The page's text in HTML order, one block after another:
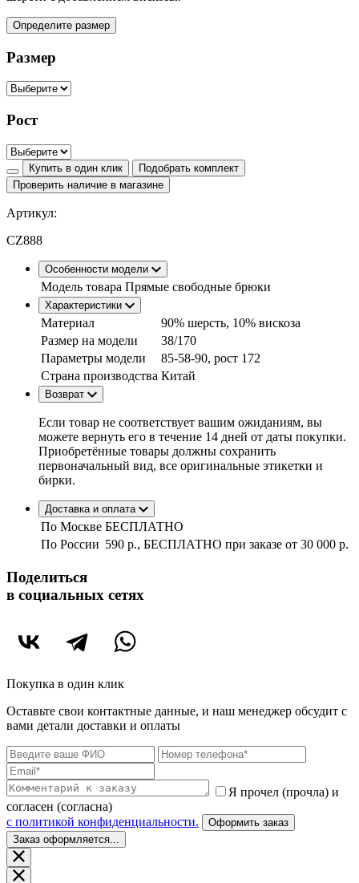
Определите размер
Размер
Рост
Купить в один клик
Подобрать комплект
Проверить наличие в магазине
Артикул:
CZ888
Особенности модели
Модель товара Прямые свободные брюки
Характеристики
Материал
90% шерсть, 10% вискоза
Размер на модели
38/170
Параметры модели
85-58-90, рост 172
Страна производства Китай
Возврат
Если товар не соответствует вашим ожиданиям, вы
можете вернуть его в течение 14 дней от даты покупки.
Приобретённые товары должны сохранить
первоначальный вид, все оригинальные этикетки и
бирки.
Доставка и оплата
По Москве БЕСПЛАТНО
По России 590 р., БЕСПЛАТНО при заказе от 30 000 р.
Поделиться
в социальных сетях
Покупка в один клик
Оставьте свои контактные данные, и наш менеджер обсудит с
вами детали доставки и оплаты
Я прочел (прочла) и
согласен (согласна)
c политикой конфиденциальности.
Оформить заказ
Заказ оформляется...